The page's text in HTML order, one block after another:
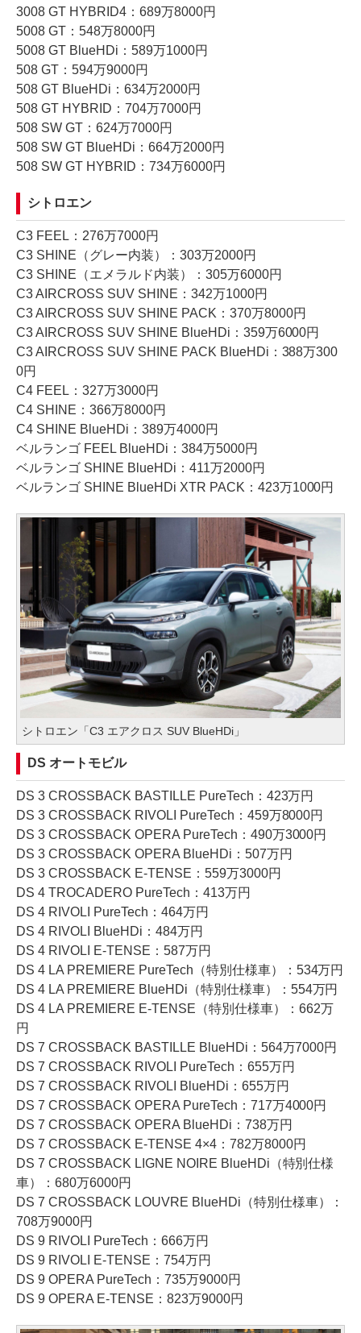
3008 GT HYBRID4：689万8000円
5008 GT：548万8000円
5008 GT BlueHDi：589万1000円
508 GT：594万9000円
508 GT BlueHDi：634万2000円
508 GT HYBRID：704万7000円
508 SW GT：624万7000円
508 SW GT BlueHDi：664万2000円
508 SW GT HYBRID：734万6000円
シトロエン
C3 FEEL：276万7000円
C3 SHINE（グレー内装）：303万2000円
C3 SHINE（エメラルド内装）：305万6000円
C3 AIRCROSS SUV SHINE：342万1000円
C3 AIRCROSS SUV SHINE PACK：370万8000円
C3 AIRCROSS SUV SHINE BlueHDi：359万6000円
C3 AIRCROSS SUV SHINE PACK BlueHDi：388万300
0円
C4 FEEL：327万3000円
C4 SHINE：366万8000円
C4 SHINE BlueHDi：389万4000円
ベルランゴ FEEL BlueHDi：384万5000円
ベルランゴ SHINE BlueHDi：411万2000円
ベルランゴ SHINE BlueHDi XTR PACK：423万1000円
シトロエン「C3 エアクロス SUV BlueHDi」
DS オートモビル
DS 3 CROSSBACK BASTILLE PureTech：423万円
DS 3 CROSSBACK RIVOLI PureTech：459万8000円
DS 3 CROSSBACK OPERA PureTech：490万3000円
DS 3 CROSSBACK OPERA BlueHDi：507万円
DS 3 CROSSBACK E-TENSE：559万3000円
DS 4 TROCADERO PureTech：413万円
DS 4 RIVOLI PureTech：464万円
DS 4 RIVOLI BlueHDi：484万円
DS 4 RIVOLI E-TENSE：587万円
DS 4 LA PREMIERE PureTech（特別仕様車）：534万円
DS 4 LA PREMIERE BlueHDi（特別仕様車）：554万円
DS 4 LA PREMIERE E-TENSE（特別仕様車）：662万
円
DS 7 CROSSBACK BASTILLE BlueHDi：564万7000円
DS 7 CROSSBACK RIVOLI PureTech：655万円
DS 7 CROSSBACK RIVOLI BlueHDi：655万円
DS 7 CROSSBACK OPERA PureTech：717万4000円
DS 7 CROSSBACK OPERA BlueHDi：738万円
DS 7 CROSSBACK E-TENSE 4×4：782万8000円
DS 7 CROSSBACK LIGNE NOIRE BlueHDi（特別仕様
車）：680万6000円
DS 7 CROSSBACK LOUVRE BlueHDi（特別仕様車）：
708万9000円
DS 9 RIVOLI PureTech：666万円
DS 9 RIVOLI E-TENSE：754万円
DS 9 OPERA PureTech：735万9000円
DS 9 OPERA E-TENSE：823万9000円